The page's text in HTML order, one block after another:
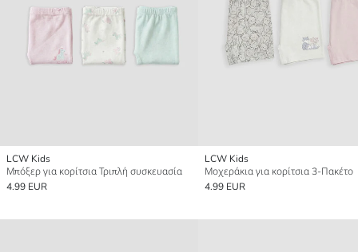
LCW Kids
Μπόξερ για κορίτσια Τριπλή συσκευασία
4.99 EUR
LCW Kids
Μοχεράκια για κορίτσια 3-Πακέτο
4.99 EUR